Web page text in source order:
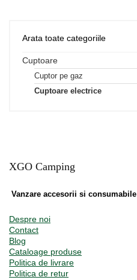
Arata toate categoriile
Cuptoare
Cuptor pe gaz
Cuptoare electrice
XGO Camping
Vanzare accesorii si
Despre noi
Contact
Blog
Cataloage produse
Politica de livrare
Politica de retur